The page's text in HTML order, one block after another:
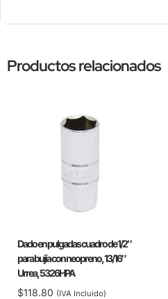
Productos relacionados
Dado en pulgadas cuadro de 1/2″
para bujía con neopreno, 13/16″
Urrea, 5326HPA
$118.80 (IVA Incluido)